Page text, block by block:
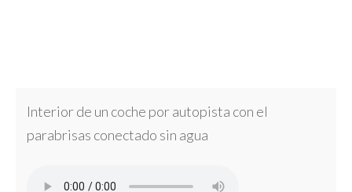
Interior de un coche por autopista con el
parabrisas conectado sin agua